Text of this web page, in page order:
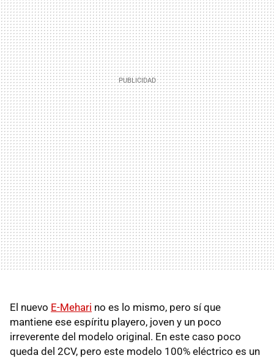
El nuevo E-Mehari no es lo mismo, pero sí que
mantiene ese espíritu playero, joven y un poco
irreverente del modelo original. En este caso poco
queda del 2CV, pero este modelo 100% eléctrico es un